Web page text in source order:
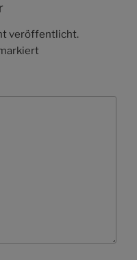
veröffentlicht.